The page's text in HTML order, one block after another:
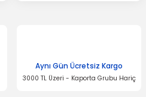
Aynı Gün Ücretsiz Kargo
3000 TL Üzeri - Kaporta Grubu Hariç